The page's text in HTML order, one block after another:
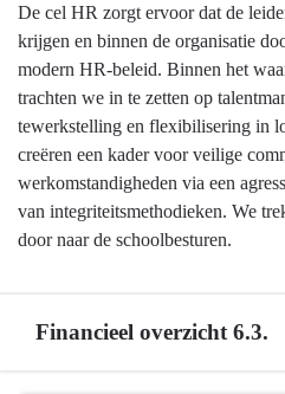
Terug
naar
navigatie
6.3.
Mortsel
een
topwerkgever
De cel HR zorgt ervoor dat de
krijgen en binnen de organisatie
modern HR-beleid. Binnen het
trachten we in te zetten op
tewerkstelling en flexibilisering in
creëren een kader voor veilige
werkomstandigheden via een
van integriteitsmethodieken. We
door naar de schoolbesturen.
Financieel overzicht 6.3.